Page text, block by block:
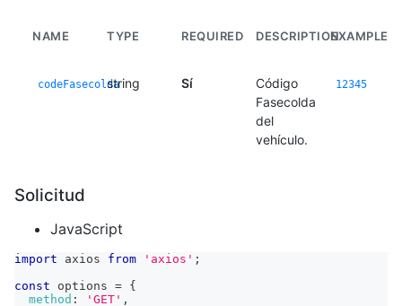
NAME TYPE REQUIRED DESCRIPTIONEXAMPLE
codeFasecoldastring Sí
Código
Fasecolda
del
vehículo.
12345
Solicitud
JavaScript
import axios from 'axios' ;
const options = {
method : 'GET' ,